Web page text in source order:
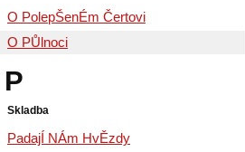
O PolepŠenÉm Čertovi
O PŮlnoci
P
Skladba
PadajÍ NÁm HvĚzdy